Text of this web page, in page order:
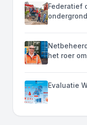
Federatief
ondergrond
het roer om
Evaluatie